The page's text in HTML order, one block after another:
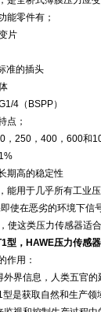
能零件有；
片
准的插头
4（BSPP）
点；
，250，400，600和
期高的稳定性
能用于几乎所有工业
使在恶劣的环境下信
使这类压力传感器适
型，HAWE压力传感
作用：
界信息，人类五官的
是获取自然和生产